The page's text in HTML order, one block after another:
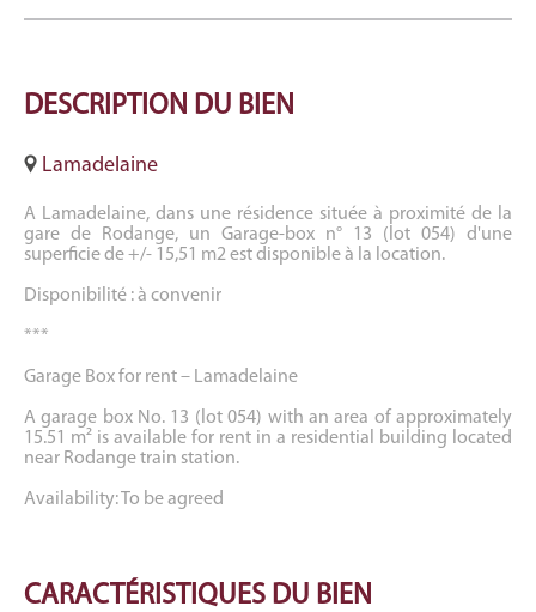
DESCRIPTION DU BIEN
Lamadelaine
A Lamadelaine, dans une résidence située à proximité de la
gare de Rodange, un Garage-box n° 13 (lot 054) d'une
superficie de +/- 15,51 m2 est disponible à la location.
Disponibilité : à convenir
***
Garage Box for rent – Lamadelaine
A garage box No. 13 (lot 054) with an area of approximately
15.51 m² is available for rent in a residential building located
near Rodange train station.
Availability: To be agreed
CARACTÉRISTIQUES DU BIEN